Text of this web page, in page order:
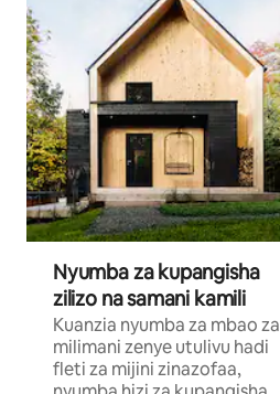
Nyumba za kupangisha
zilizo na samani kamili
Kuanzia nyumba za mbao za
milimani zenye utulivu hadi
fleti za mijini zinazofaa,